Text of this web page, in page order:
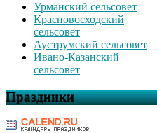
Урманский сельсовет
Красновосходский
сельсовет
Ауструмский сельсовет
Ивано-Казанский
сельсовет
Праздники